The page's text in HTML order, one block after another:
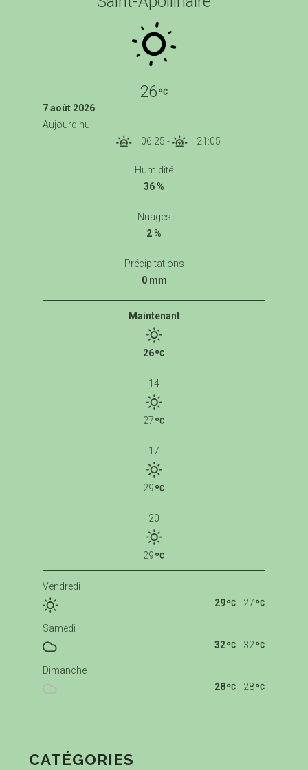
26
7 août 2026
Aujourd'hui
06:25 - 21:05
Humidité
36 %
Nuages
2 %
Précipitations
0 mm
Maintenant
26
14
27
17
29
20
29
Vendredi
27
29
Samedi
32
32
Dimanche
28
28
CATÉGORIES